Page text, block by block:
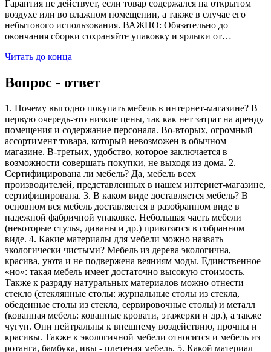
Гарантия не действует, если товар содержался на открытом
воздухе или во влажном помещении, а также в случае его
небытового использования. ВАЖНО: Обязательно до
окончания сборки сохраняйте упаковку и ярлыки от…
Читать до конца
Вопрос - ответ
1. Почему выгодно покупать мебель в интернет-магазине? В
первую очередь-это низкие цены, так как нет затрат на аренду
помещения и содержание персонала. Во-вторых, огромный
ассортимент товара, который невозможен в обычном
магазине. В-третьих, удобство, которое заключается в
возможности совершать покупки, не выходя из дома. 2.
Сертифицирована ли мебель? Да, мебель всех
производителей, представленных в нашем интернет-магазине,
сертифицирована. 3. В каком виде доставляется мебель? В
основном вся мебель доставляется в разобранном виде в
надежной фабричной упаковке. Небольшая часть мебели
(некоторые стулья, диваны и др.) привозятся в собранном
виде. 4. Какие материалы для мебели можно назвать
экологически чистыми? Мебель из дерева экологична,
красива, уюта и не подвержена веяниям моды. Единственное
«но»: такая мебель имеет достаточно высокую стоимость.
Также к разряду натуральных материалов можно отнести
стекло (стеклянные столы: журнальные столы из стекла,
обеденные столы из стекла, сервировочные столы) и металл
(кованная мебель: кованные кровати, этажерки и др.), а также
чугун. Они нейтральны к внешнему воздействию, прочны и
красивы. Также к экологичной мебели относится и мебель из
ротанга, бамбука, ивы - плетеная мебель. 5. Какой материал